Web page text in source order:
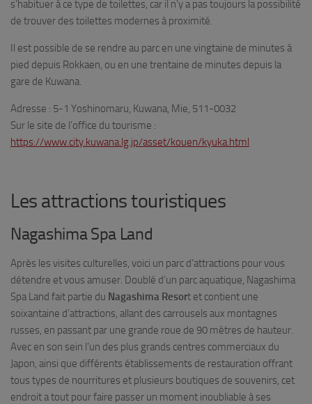
s’habituer à ce type de toilettes, car il n’y a pas toujours la possibilité
de trouver des toilettes modernes à proximité.
Il est possible de se rendre au parc en une vingtaine de minutes à
pied depuis Rokkaen, ou en une trentaine de minutes depuis la
gare de Kuwana.
Adresse : 5-1 Yoshinomaru, Kuwana, Mie, 511-0032
Sur le site de l’office du tourisme :
https://www.city.kuwana.lg.jp/asset/kouen/kyuka.html
Les attractions touristiques
Nagashima Spa Land
Après les visites culturelles, voici un parc d’attractions pour vous
détendre et vous amuser. Doublé d’un parc aquatique, Nagashima
Spa Land fait partie du Nagashima Resort et contient une
soixantaine d’attractions, allant des carrousels aux montagnes
russes, en passant par une grande roue de 90 mètres de hauteur.
Avec en son sein l’un des plus grands centres commerciaux du
Japon, ainsi que différents établissements de restauration offrant
tous types de nourritures et plusieurs boutiques de souvenirs, cet
endroit a tout pour faire passer un moment inoubliable à ses